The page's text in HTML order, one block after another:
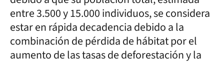
entre 3.500 y 15.000 individuos, se considera
estar en rápida decadencia debido a la
combinación de pérdida de hábitat por el
aumento de las tasas de deforestación y la